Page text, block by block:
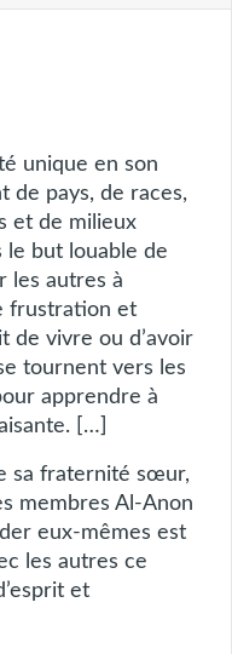
unique en son
de pays, de races,
et de milieux
le but louable de
les autres à
frustration et
de vivre ou d’avoir
tournent vers les
apprendre à
[…]
sa fraternité sœur,
membres Al-Anon
eux-mêmes est
les autres ce
et